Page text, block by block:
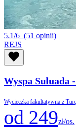
5.1/6 (51 opinii)
REJS
Wyspa Suluada
Wycieczka fakultatywna z
od 249zł/os.